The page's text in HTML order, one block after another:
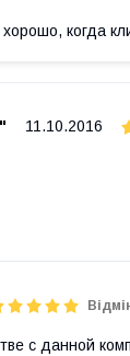
когда
11.10.2016
с данной